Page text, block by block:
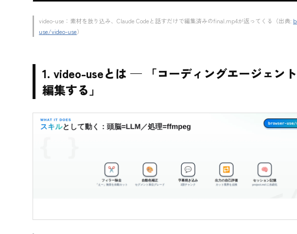
video-use：素材を放り込み、Claude Codeと話すだけで編集済みのfinal.mp4が返ってくる（出典:
use/video-use）
1. video-useとは — 「コーディングエージェン
編集する」